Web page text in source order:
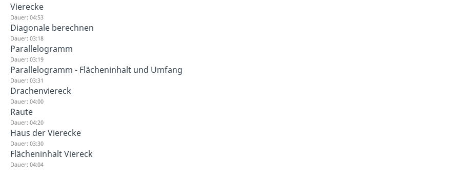
Vierecke
Dauer: 04:53
Diagonale berechnen
Dauer: 03:18
Parallelogramm
Dauer: 03:19
Parallelogramm - Flächeninhalt und Umfang
Dauer: 03:31
Drachenviereck
Dauer: 04:00
Raute
Dauer: 04:20
Haus der Vierecke
Dauer: 03:30
Flächeninhalt Viereck
Dauer: 04:04